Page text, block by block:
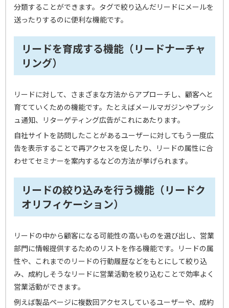
分類することができます。タグで絞り込んだリードにメールを
送ったりするのに便利な機能です。
リードを育成する機能（リードナーチャ
リング）
リードに対して、さまざまな方法からアプローチし、顧客へと
育てていくための機能です。たとえばメールマガジンやプッシ
ュ通知、リターゲティング広告がこれにあたります。
自社サイトを訪問したことがあるユーザーに対してもう一度広
告を表示することで再アクセスを促したり、リードの属性に合
わせてセミナーを案内するなどの方法が挙げられます。
リードの絞り込みを行う機能（リードク
オリフィケーション）
リードの中から顧客になる可能性の高いものを選び出し、営業
部門に情報提供するためのリストを作る機能です。リードの属
性や、これまでのリードの行動履歴などをもとにして絞り込
み、成約しそうなリードに営業活動を絞り込むことで効率よく
営業活動ができます。
例えば製品ページに複数回アクセスしているユーザーや、成約